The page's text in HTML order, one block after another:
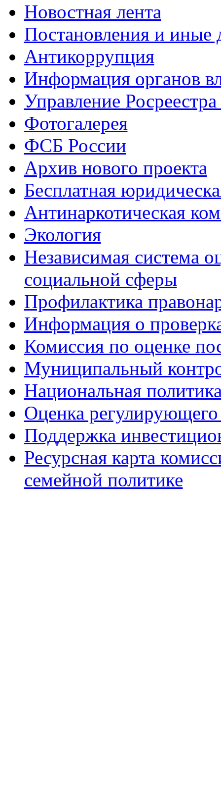
Новостная лента
Постановления и иные
Антикоррупция
Информация органов
Управление
Фотогалерея
ФСБ России
Архив нового проекта
Бесплатная
Антинаркотическая
Экология
Независимая система
социальной сферы
Профилактика
Информация о
Комиссия по оценке
Муниципальный
Национальная
Оценка регулирующего
Поддержка
Ресурсная карта
семейной политике